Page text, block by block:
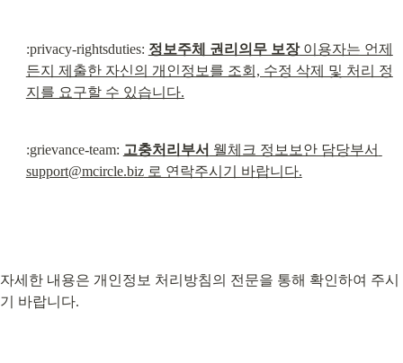
:privacy-rightsduties: 정보주체 권리의무 보장 이용자는 언제
든지 제출한 자신의 개인정보를 조회, 수정 삭제 및 처리 정
지를 요구할 수 있습니다.
:grievance-team: 고충처리부서
support@mcircle.biz 로 연락주시기 바랍니다.
자세한 내용은 개인정보 처리방침의 전문을 통해 확인하여 주시
기 바랍니다.